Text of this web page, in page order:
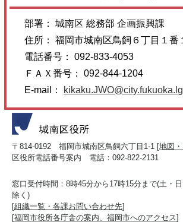
部署： 城南区 総務部 企画振興課
住所： 福岡市城南区鳥飼６丁目１番
電話番号： 092-833-4053
ＦＡＸ番号： 092-844-1204
E-mail：
〒814-0192 福岡市城南区鳥飼六丁目1-1 [地図
区役所電話番号案内 電話：092-822-2131
窓口受付時間：8時45分から17時15分まで(土・
除く)
[組織一覧・各課お問い合わせ先]
[福岡市役所各庁舎の案内、福岡市へのアクセス]